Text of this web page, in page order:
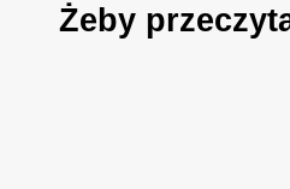
Żeby